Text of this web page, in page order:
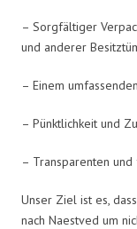
– Sorgfältiger
und anderer
– Einem
– Pünktlichkeit und
– Transparenten
Unser Ziel ist es,
nach Naestved um